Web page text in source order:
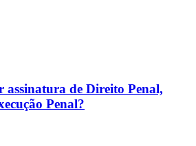
assinatura de Direito Penal,
Penal?